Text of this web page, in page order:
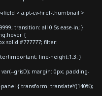
> a.pt-cv-href-thumbnail >
transition: all 0.5s ease-in; }
{
solid #777777; filter:
line-height:1.3; }
grisD); margin: 0px; padding-
{ transform: translateY(140%);